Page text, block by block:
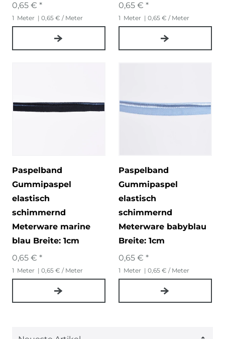
0,65 € *
1 Meter | 0,65 € / Meter
0,65 € *
1 Meter | 0,65 € / Meter
Paspelband
Gummipaspel
elastisch
schimmernd
Meterware marine
blau Breite: 1cm
0,65 € *
1 Meter | 0,65 € / Meter
Paspelband
Gummipaspel
elastisch
schimmernd
Meterware babyblau
Breite: 1cm
0,65 € *
1 Meter | 0,65 € / Meter